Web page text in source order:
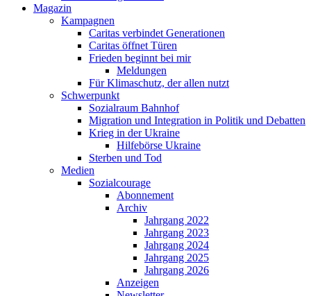
Magazin
Kampagnen
Caritas verbindet Generationen
Caritas öffnet Türen
Frieden beginnt bei mir
Meldungen
Für Klimaschutz, der allen nutzt
Schwerpunkt
Sozialraum Bahnhof
Migration und Integration in Politik und Debatten
Krieg in der Ukraine
Hilfebörse Ukraine
Sterben und Tod
Medien
Sozialcourage
Abonnement
Archiv
Jahrgang 2022
Jahrgang 2023
Jahrgang 2024
Jahrgang 2025
Jahrgang 2026
Anzeigen